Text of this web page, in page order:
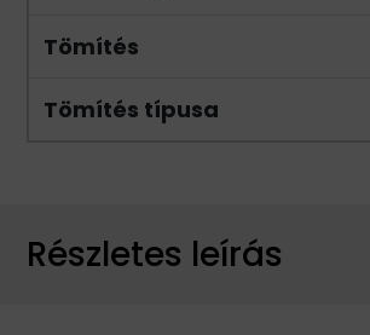
Tömítés
Tömítés típusa
Részletes leírás